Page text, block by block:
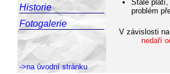
Historie
Fotogalerie
Stále platí,
problém
V závislosti
nedaří
->na úvodní stránku